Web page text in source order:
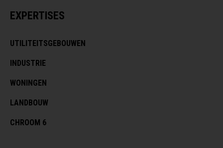
EXPERTISES
UTILITEITSGEBOUWEN
INDUSTRIE
WONINGEN
LANDBOUW
CHROOM 6